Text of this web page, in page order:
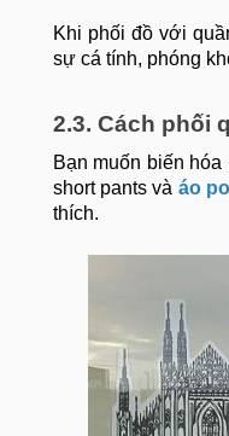
Khi phối đồ với
sự cá tính, phóng
2.3. Cách phối
Bạn muốn biến
short pants và áo
thích.